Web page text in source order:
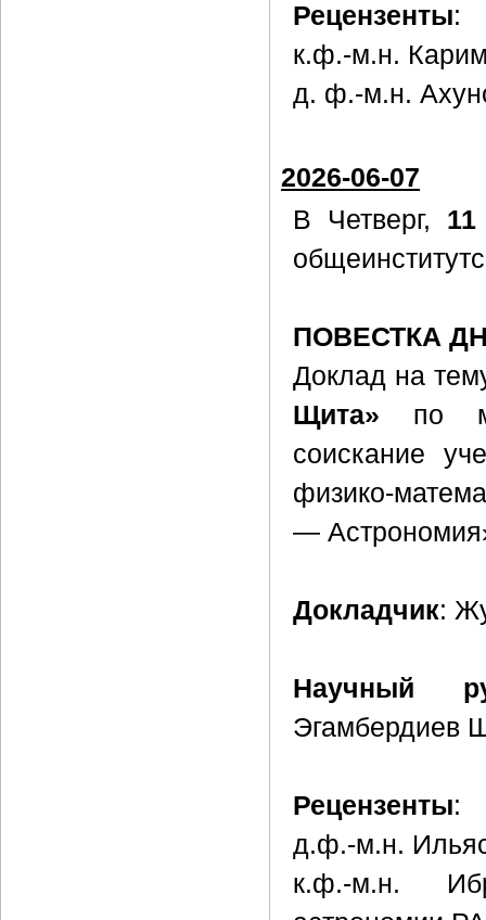
Рецензенты:
к.ф.-м.н.
д. ф.-м.н.
2026-06-07
В Четверг,
ПОВЕСТКА
Доклад на
Щита» по
соискание
физико-
—
Докладчик:
Научный
Эгамбердиев
Рецензенты:
д.ф.-м.н.
к.ф.-м.н.